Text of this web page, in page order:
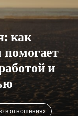
как
помогает
и
в отношениях